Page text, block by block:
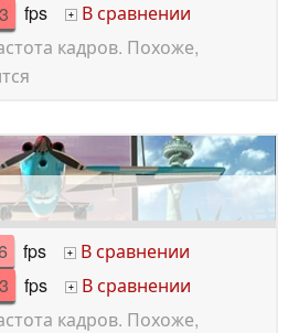
fps +
В сравнении
кадров. Похоже,
fps +
В сравнении
fps +
В сравнении
кадров. Похоже,